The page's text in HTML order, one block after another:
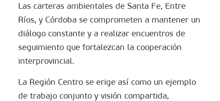
Las carteras ambientales de Santa Fe, Entre
Ríos, y Córdoba se comprometen a mantener un
diálogo constante y a realizar encuentros de
seguimiento que fortalezcan la cooperación
interprovincial.
La Región Centro se erige así como un ejemplo
de trabajo conjunto y visión compartida,